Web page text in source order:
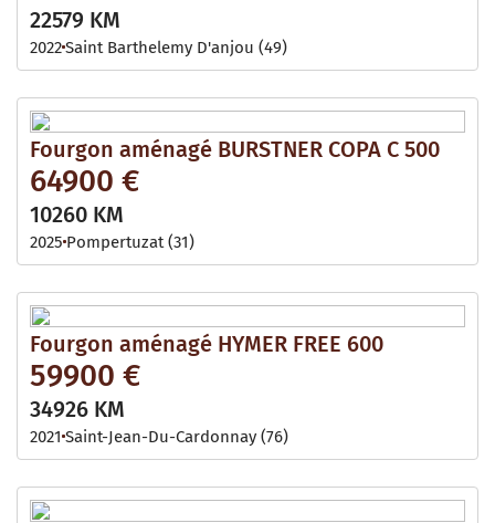
22579 KM
2022Saint Barthelemy D'anjou (49)
Fourgon aménagé BURSTNER COPA C 500
64900 €
10260 KM
2025 Pompertuzat (31)
Fourgon aménagé HYMER FREE 600
59900 €
34926 KM
2021 Saint-Jean-Du-Cardonnay (76)